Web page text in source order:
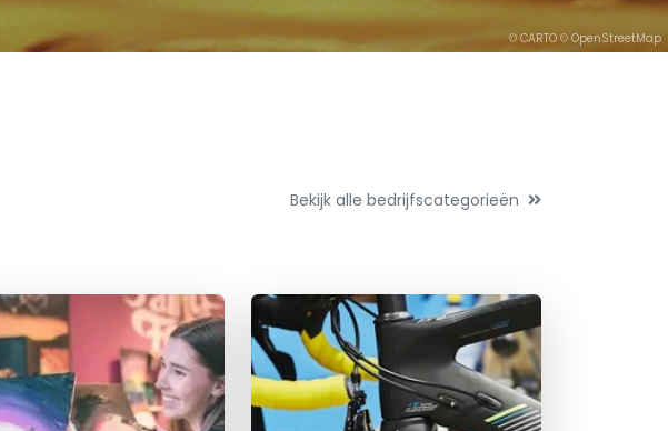
© CARTO © OpenStreetMap
Bekijk alle bedrijfscategorieën